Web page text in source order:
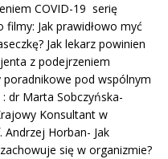
COVID-19 serię
Jak prawidłowo myć
Jak lekarz powinien
z podejrzeniem
pod wspólnym
dr Marta Sobczyńska-
Konsultant w
Horban- Jak
się w organizmie?